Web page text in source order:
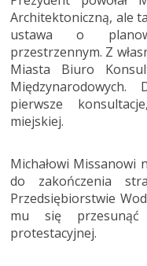
Architektoniczną, ale
ustawa o
przestrzennym. Z
Miasta Biuro
pierwsze
miejskiej.
Michałowi Missanowi
do zakończenia
Przedsiębiorstwie
mu się
protestacyjnej.